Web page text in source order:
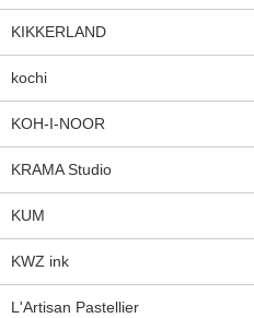
KIKKERLAND
kochi
KOH-I-NOOR
KRAMA Studio
KUM
KWZ ink
L'Artisan Pastellier